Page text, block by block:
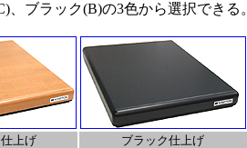
ブラック(B)の3色から選択できる。
上げ ブラック仕上げ